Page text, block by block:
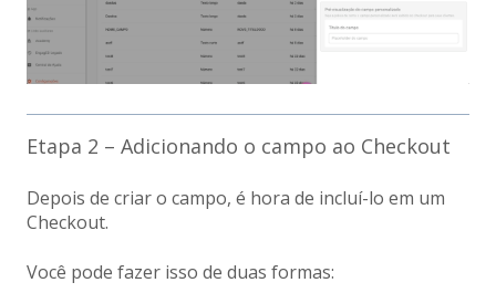
Etapa 2 – Adicionando o campo ao Checkout
Depois de criar o campo, é hora de incluí-lo em um
Checkout.
Você pode fazer isso de duas formas: